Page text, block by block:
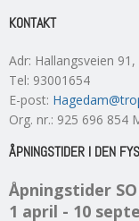
KONTAKT
Adr: Hallangsveien 91 ,
Tel: 93001654
E-post:
Org. nr.: 925 696 854
ÅPNINGSTIDER I DEN
Åpningstider
1 april - 10